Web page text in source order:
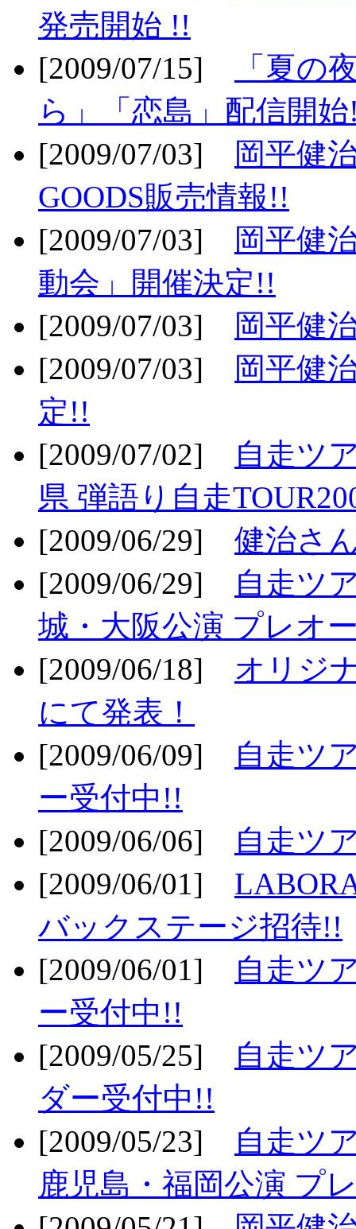
発売開始 !!
[2009/07/15]
「夏の
ら」「恋島」配信開
[2009/07/03]
岡平健
GOODS販売情報!!
[2009/07/03]
岡平健
動会」開催決定!!
[2009/07/03]
岡平健
[2009/07/03]
岡平健
定!!
[2009/07/02]
自走ツ
県 弾語り自走
[2009/06/29] 健治さ
[2009/06/29]
自走ツ
城・大阪公演 プレオ
[2009/06/18] オリジ
にて発表！
[2009/06/09]
自走ツ
ー受付中!!
[2009/06/06]
自走ツ
[2009/06/01]
バックステージ招待!!
[2009/06/01]
自走ツ
ー受付中!!
[2009/05/25]
自走ツ
ダー受付中!!
[2009/05/23]
自走ツ
鹿児島・福岡公演 プ